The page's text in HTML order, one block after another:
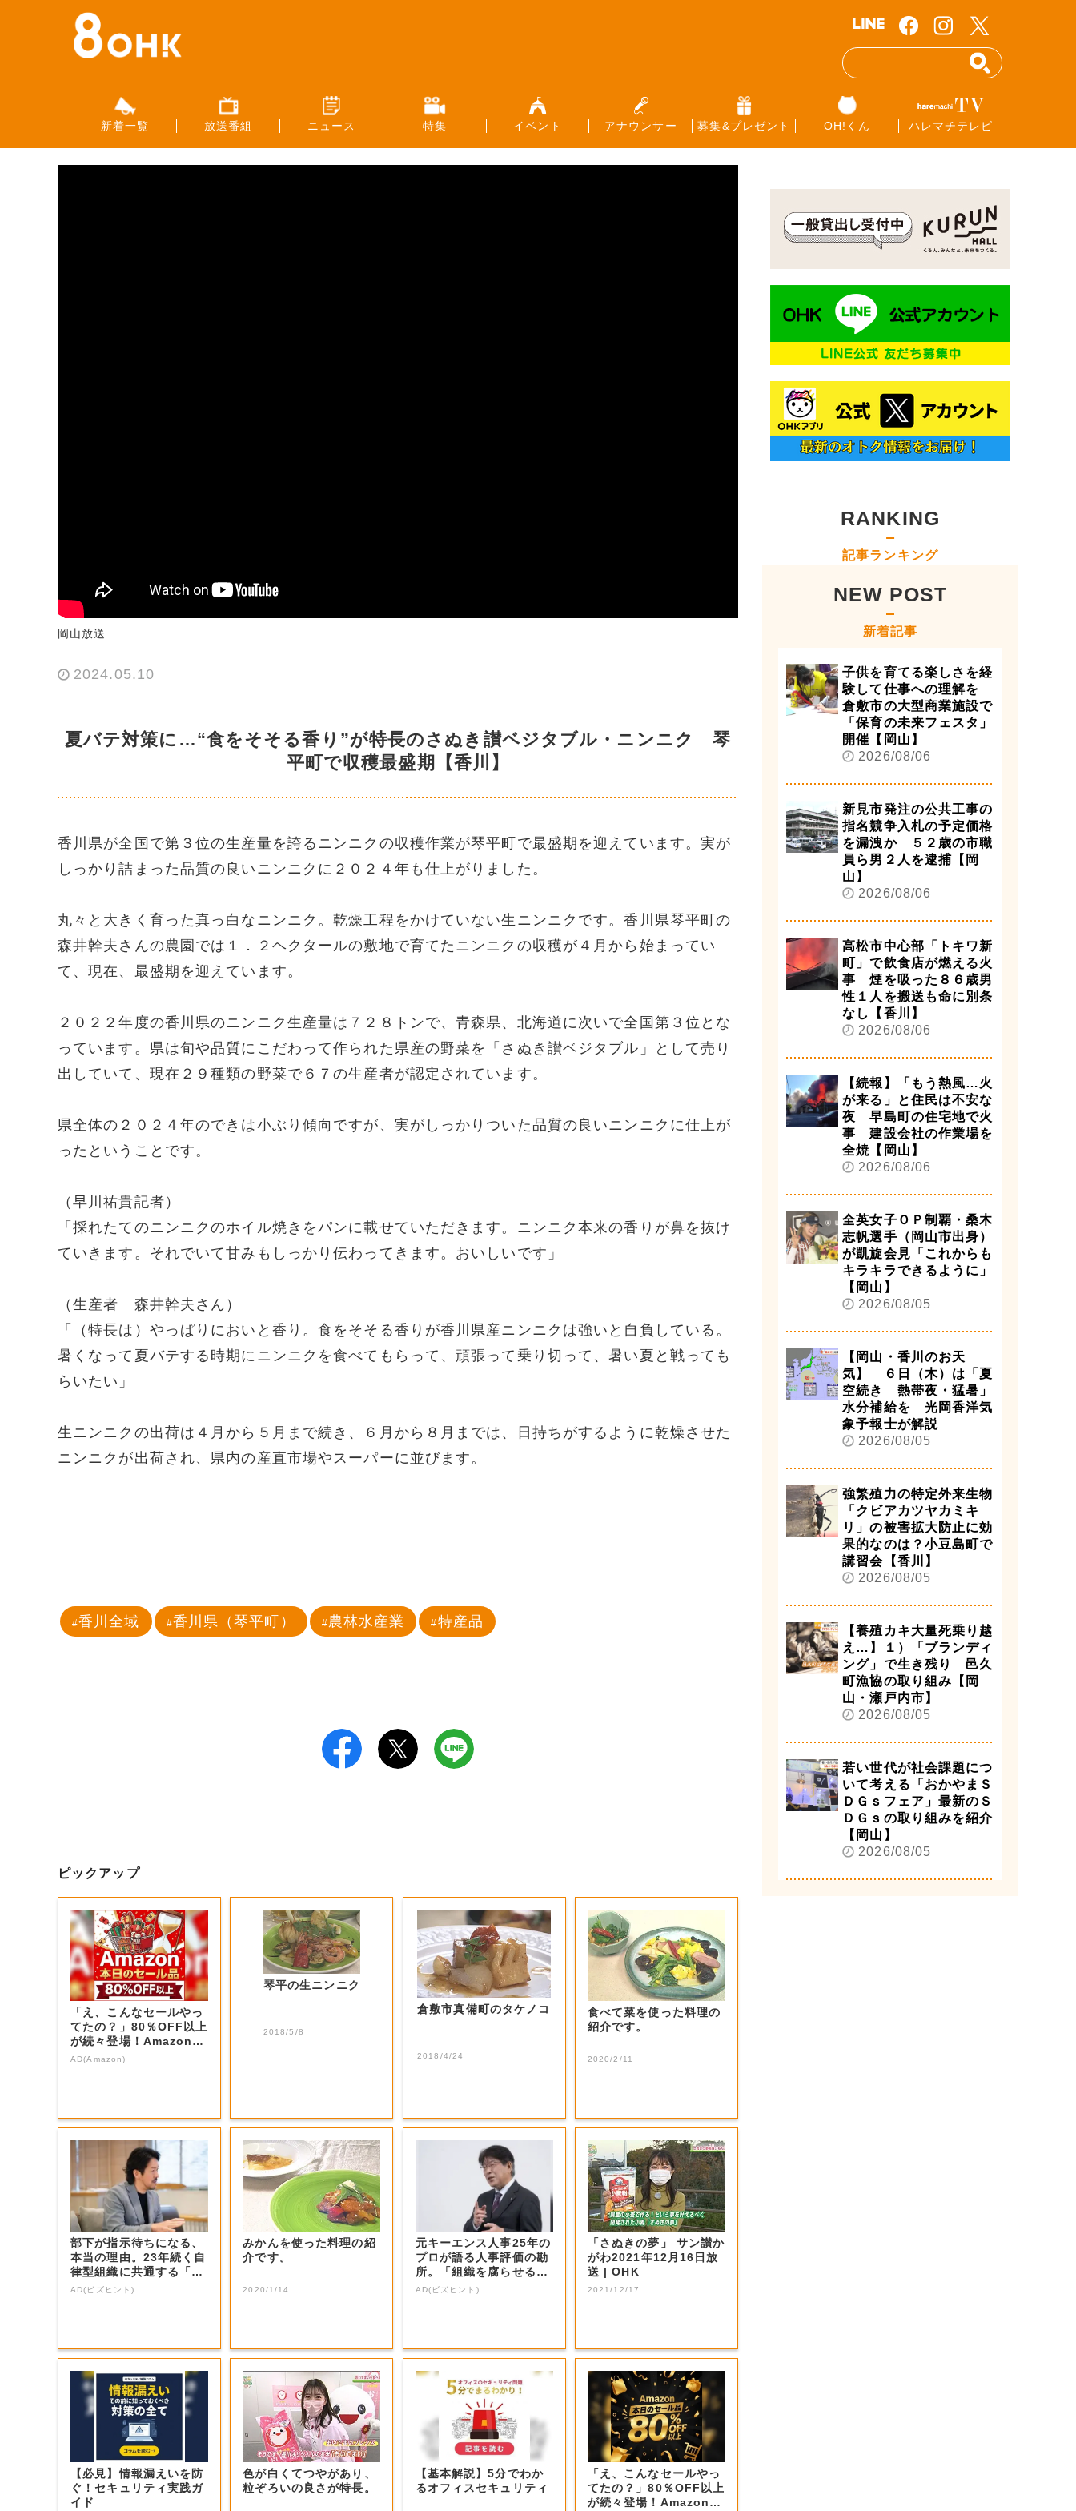
新着一覧 放送番組 ニュース 特集 イベント アナウンサー 募集&プレゼント OH!くん ハレマチテレビ
岡山放送
2024.05.10
夏バテ対策に…“食をそそる香り”が特長のさぬき讃ベジタブル・ニンニク 琴
平町で収穫最盛期【香川】
香川県が全国で第３位の生産量を誇るニンニクの収穫作業が琴平町で最盛期を迎えています。実が
しっかり詰まった品質の良いニンニクに２０２４年も仕上がりました。
丸々と大きく育った真っ白なニンニク。乾燥工程をかけていない生ニンニクです。香川県琴平町の
森井幹夫さんの農園では１．２ヘクタールの敷地で育てたニンニクの収穫が４月から始まってい
て、現在、最盛期を迎えています。
２０２２年度の香川県のニンニク生産量は７２８トンで、青森県、北海道に次いで全国第３位とな
っています。県は旬や品質にこだわって作られた県産の野菜を「さぬき讃ベジタブル」として売り
出していて、現在２９種類の野菜で６７の生産者が認定されています。
県全体の２０２４年のできは小ぶり傾向ですが、実がしっかりついた品質の良いニンニクに仕上が
ったということです。
（早川祐貴記者）
「採れたてのニンニクのホイル焼きをパンに載せていただきます。ニンニク本来の香りが鼻を抜け
ていきます。それでいて甘みもしっかり伝わってきます。おいしいです」
（生産者 森井幹夫さん）
「（特長は）やっぱりにおいと香り。食をそそる香りが香川県産ニンニクは強いと自負している。
暑くなって夏バテする時期にニンニクを食べてもらって、頑張って乗り切って、暑い夏と戦っても
らいたい」
生ニンニクの出荷は４月から５月まで続き、６月から８月までは、日持ちがするように乾燥させた
ニンニクが出荷され、県内の産直市場やスーパーに並びます。
香川全域 香川県（琴平町） 農林水産業 特産品
ピックアップ
「え、こんなセールやっ
てたの？」80％OFF以上
が続々登場！Amazonの
本気が...
AD(Amazon)
琴平の生ニンニク
2018/5/8
倉敷市真備町のタケノコ
2018/4/24
食べて菜を使った料理の
紹介です。
2020/2/11
部下が指示待ちになる、
本当の理由。23年続く自
律型組織に共通する「3
つの要素」
AD(ビズヒント)
みかんを使った料理の紹
介です。
2020/1/14
元キーエンス人事25年の
プロが語る人事評価の勘
所。「組織を腐らせるN
G評価」とは...
AD(ビズヒント)
「さぬきの夢」 サン讃か
がわ2021年12月16日放
送 | OHK
2021/12/17
【必見】情報漏えいを防
ぐ！セキュリティ実践ガ
イド
色が白くてつやがあり、
粒ぞろいの良さが特長。
【基本解説】5分でわか
るオフィスセキュリティ
「え、こんなセールやっ
てたの？」80％OFF以上
が続々登場！Amazonの
RANKING
記事ランキング
NEW POST
新着記事
子供を育てる楽しさを経
験して仕事への理解を
倉敷市の大型商業施設で
「保育の未来フェスタ」
開催【岡山】
2026/08/06
新見市発注の公共工事の
指名競争入札の予定価格
を漏洩か ５２歳の市職
員ら男２人を逮捕【岡
山】
2026/08/06
高松市中心部「トキワ新
町」で飲食店が燃える火
事 煙を吸った８６歳男
性１人を搬送も命に別条
なし【香川】
2026/08/06
【続報】「もう熱風…火
が来る」と住民は不安な
夜 早島町の住宅地で火
事 建設会社の作業場を
全焼【岡山】
2026/08/06
全英女子ＯＰ制覇・桑木
志帆選手（岡山市出身）
が凱旋会見「これからも
キラキラできるように」
【岡山】
2026/08/05
【岡山・香川のお天
気】 ６日（木）は「夏
空続き 熱帯夜・猛暑」
水分補給を 光岡香洋気
象予報士が解説
2026/08/05
強繁殖力の特定外来生物
「クビアカツヤカミキ
リ」の被害拡大防止に効
果的なのは？小豆島町で
講習会【香川】
2026/08/05
【養殖カキ大量死乗り越
え…】１）「ブランディ
ング」で生き残り 邑久
町漁協の取り組み【岡
山・瀬戸内市】
2026/08/05
若い世代が社会課題につ
いて考える「おかやまＳ
ＤＧｓフェア」最新のＳ
ＤＧｓの取り組みを紹介
【岡山】
2026/08/05